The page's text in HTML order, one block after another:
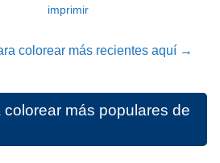
imprimir
colorear más recientes aquí →
más populares de